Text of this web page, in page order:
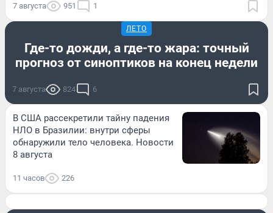
7 августа 951 1
ЛЕТО
Где-то дожди, а где-то жара: точный
прогноз от синоптиков на конец недели
7 августа 824 6
В США рассекретили тайну падения
НЛО в Бразилии: внутри сферы
обнаружили тело человека. Новости
8 августа
11 часов 226